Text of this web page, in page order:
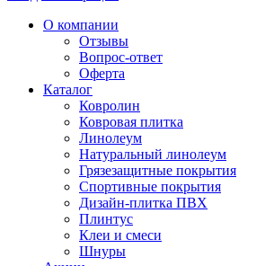
для
быстрогоО компании
Отзывы
Вопрос-ответ
Оферта
Каталог
Ковролин
Ковровая плитка
Линолеум
Натуральный линолеум
Грязезащитные покрытия
Спортивные покрытия
Дизайн-плитка ПВХ
Плинтус
Клеи и смеси
Шнуры